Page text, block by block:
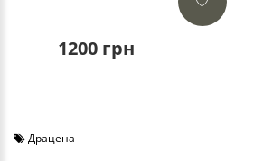
1200 грн
Драцена